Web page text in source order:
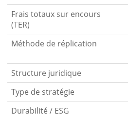
Frais totaux sur encours
(TER)
Méthode de réplication
Structure juridique
Type de stratégie
Durabilité / ESG